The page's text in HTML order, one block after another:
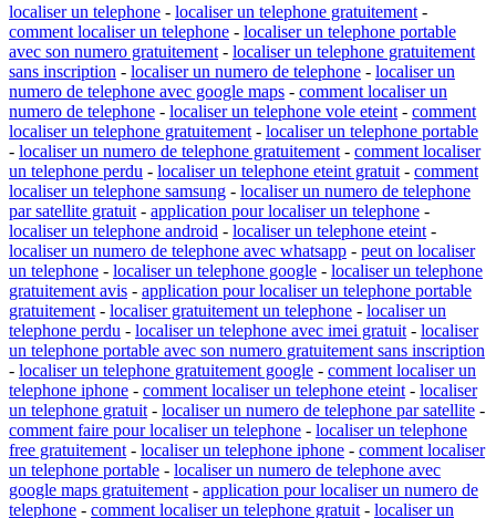
localiser un telephone - localiser un telephone gratuitement -
comment localiser un telephone - localiser un telephone portable
avec son numero gratuitement - localiser un telephone gratuitement
sans inscription - localiser un numero de telephone - localiser un
numero de telephone avec google maps - comment localiser un
numero de telephone - localiser un telephone vole eteint - comment
localiser un telephone gratuitement - localiser un telephone portable
- localiser un numero de telephone gratuitement - comment localiser
un telephone perdu - localiser un telephone eteint gratuit - comment
localiser un telephone samsung - localiser un numero de telephone
par satellite gratuit - application pour localiser un telephone -
localiser un telephone android - localiser un telephone eteint -
localiser un numero de telephone avec whatsapp - peut on localiser
un telephone - localiser un telephone google - localiser un telephone
gratuitement avis - application pour localiser un telephone portable
gratuitement - localiser gratuitement un telephone - localiser un
telephone perdu - localiser un telephone avec imei gratuit - localiser
un telephone portable avec son numero gratuitement sans inscription
- localiser un telephone gratuitement google - comment localiser un
telephone iphone - comment localiser un telephone eteint - localiser
un telephone gratuit - localiser un numero de telephone par satellite -
comment faire pour localiser un telephone - localiser un telephone
free gratuitement - localiser un telephone iphone - comment localiser
un telephone portable - localiser un numero de telephone avec
google maps gratuitement - application pour localiser un numero de
telephone - comment localiser un telephone gratuit - localiser un